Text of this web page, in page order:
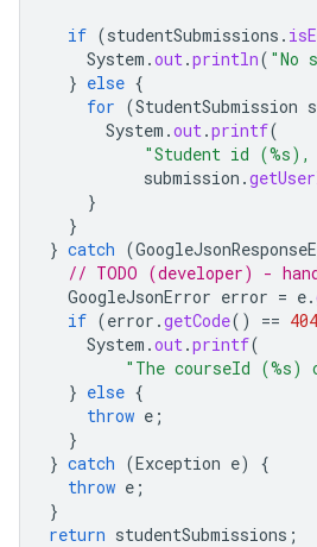
if (studentSubmissions .
System .out.println( "No
} else {
for (StudentSubmission
System .out.printf(
"Student id (%s),
submission .
}
}
} catch (
// TODO (developer) -
GoogleJsonError error = e.
if (error .getCode() == 404
System .out.printf(
"The courseId (%s)
} else {
throw e ;
}
} catch (Exception e)
{
throw e ;
}
return studentSubmissions ;